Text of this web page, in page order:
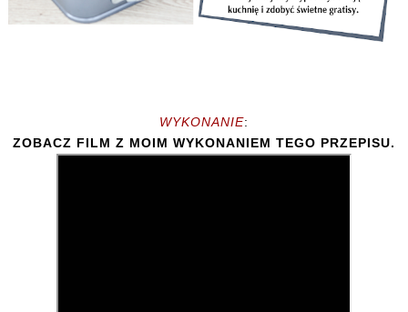
WYKONANIE:
ZOBACZ FILM Z MOIM WYKONANIEM TEGO PRZEPISU.